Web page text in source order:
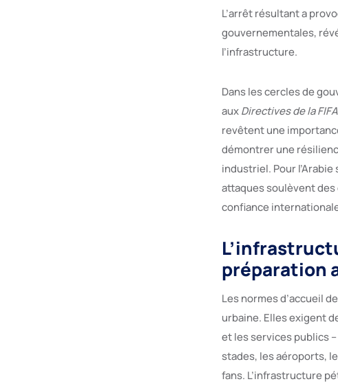
L’arrêt résultant a
gouvernementales,
l’infrastructure.
Dans les cercles de
auxDirectives de la
revêtent une
démontrer une
industriel. Pour
attaques soulèvent
confiance
préparation
Les normes d’accueil
urbaine. Elles exigent
et les services publics
stades, les aéroports,
fans. L’infrastructure